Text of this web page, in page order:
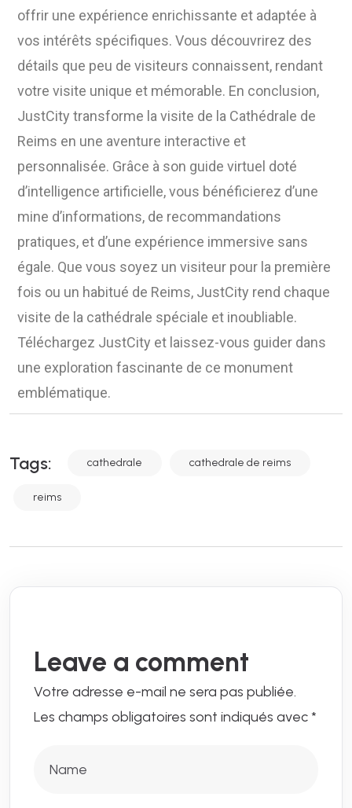
offrir une expérience enrichissante et adaptée à
vos intérêts spécifiques. Vous découvrirez des
détails que peu de visiteurs connaissent, rendant
votre visite unique et mémorable. En conclusion,
JustCity transforme la visite de la Cathédrale de
Reims en une aventure interactive et
personnalisée. Grâce à son guide virtuel doté
d’intelligence artificielle, vous bénéficierez d’une
mine d’informations, de recommandations
pratiques, et d’une expérience immersive sans
égale. Que vous soyez un visiteur pour la première
fois ou un habitué de Reims, JustCity rend chaque
visite de la cathédrale spéciale et inoubliable.
Téléchargez JustCity et laissez-vous guider dans
une exploration fascinante de ce monument
emblématique.
Tags: cathedrale cathedrale de reims
reims
Leave a comment
Votre adresse e-mail ne sera pas publiée.
Les champs obligatoires sont indiqués avec *